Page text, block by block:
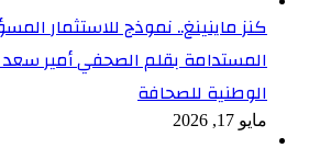
كنز ماينينغ.. نموذج للاستثمار
المستدامة بقلم الصحفي أمير سعد
الوطنية للصحافة
مايو 17, 2026